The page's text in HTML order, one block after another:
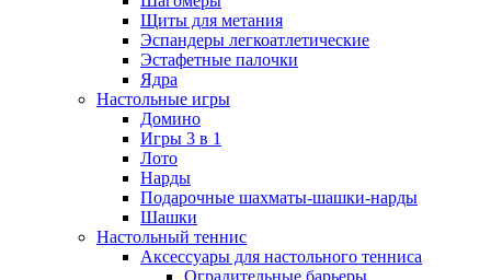
Щиты для метания
Эспандеры легкоатлетические
Эстафетные палочки
Ядра
Настольные игры
Домино
Игры 3 в 1
Лото
Нарды
Подарочные шахматы-шашки-нарды
Шашки
Настольный теннис
Аксессуары для настольного тенниса
Оградительные барьеры